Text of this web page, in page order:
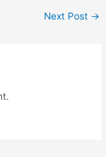
Next Post →